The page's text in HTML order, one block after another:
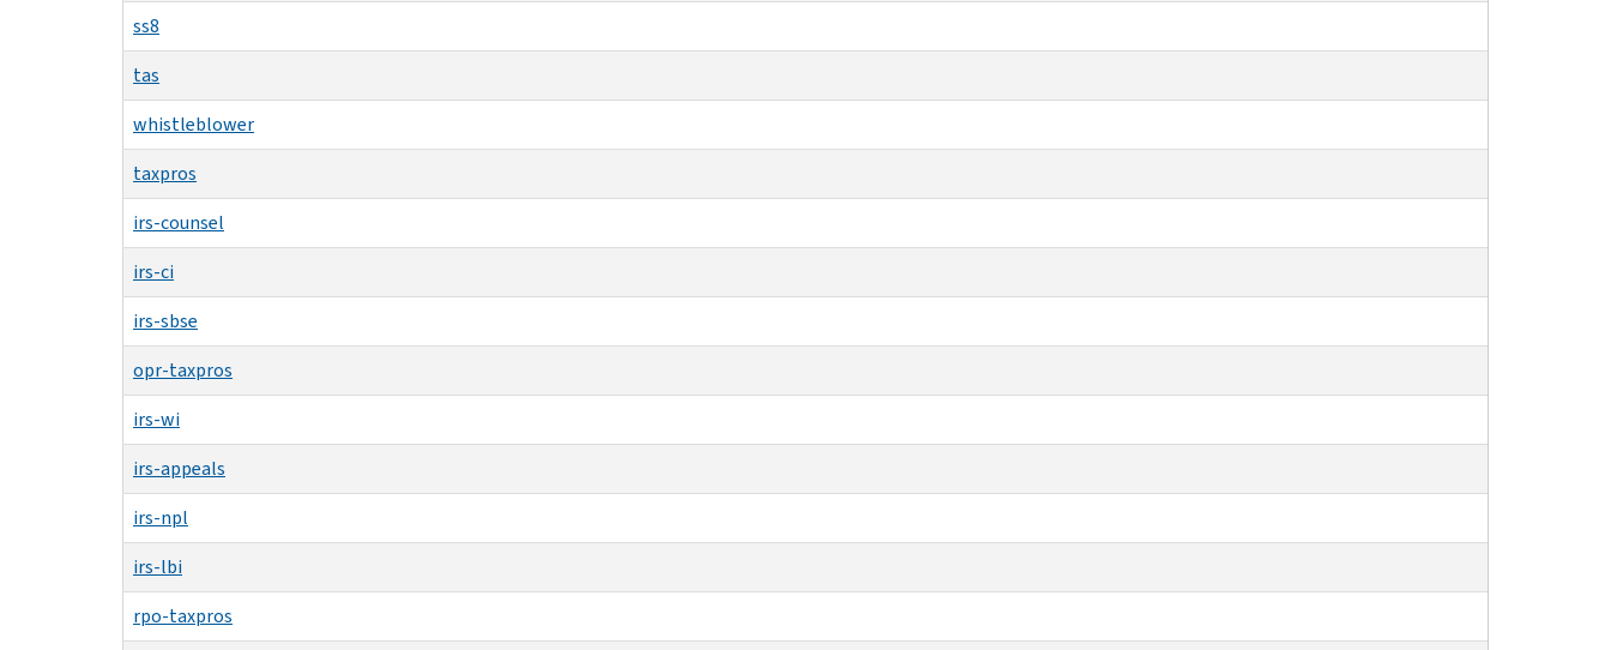
ss8
tas
whistleblower
taxpros
irs-counsel
irs-ci
irs-sbse
opr-taxpros
irs-wi
irs-appeals
irs-npl
irs-lbi
rpo-taxpros